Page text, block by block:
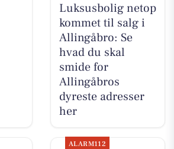
Luksusbolig netop
kommet til salg i
Allingåbro: Se
hvad du skal
smide for
Allingåbros
dyreste adresser
her
ALARM112